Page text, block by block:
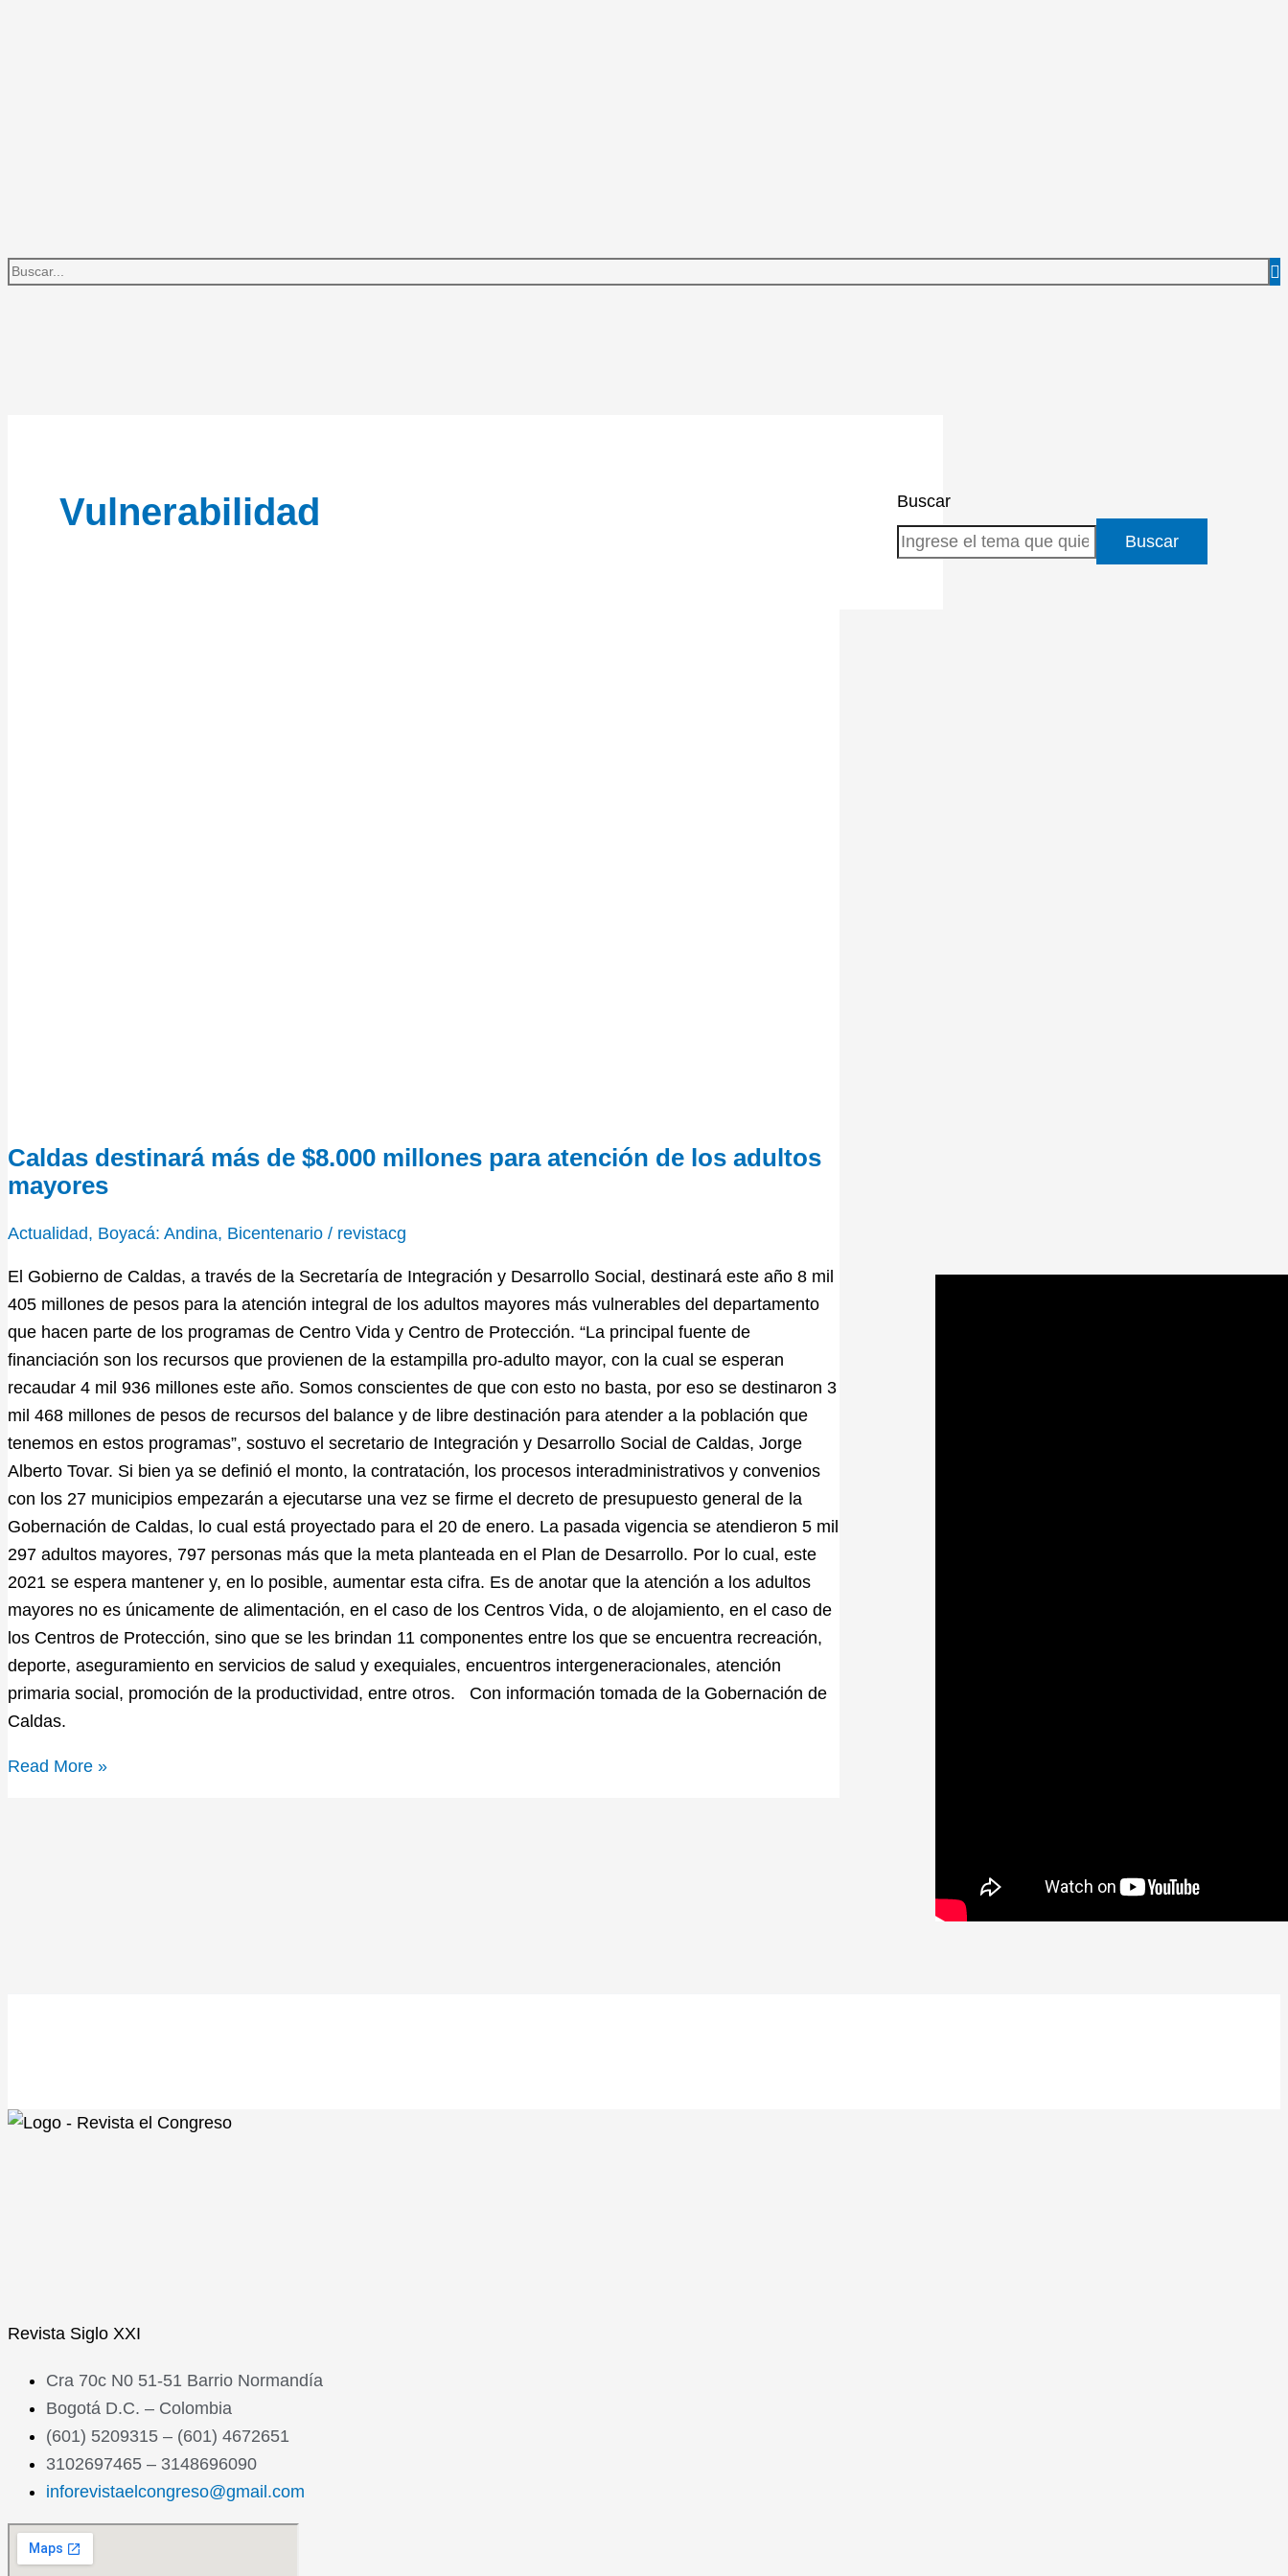
Vulnerabilidad
Caldas destinará más de $8.000 millones para atención de los adultos
mayores
Actualidad, Boyacá: Andina, Bicentenario / revistacg
El Gobierno de Caldas, a través de la Secretaría de Integración y Desarrollo Social, destinará este año 8 mil
405 millones de pesos para la atención integral de los adultos mayores más vulnerables del departamento
que hacen parte de los programas de Centro Vida y Centro de Protección. “La principal fuente de
financiación son los recursos que provienen de la estampilla pro-adulto mayor, con la cual se esperan
recaudar 4 mil 936 millones este año. Somos conscientes de que con esto no basta, por eso se destinaron 3
mil 468 millones de pesos de recursos del balance y de libre destinación para atender a la población que
tenemos en estos programas”, sostuvo el secretario de Integración y Desarrollo Social de Caldas, Jorge
Alberto Tovar. Si bien ya se definió el monto, la contratación, los procesos interadministrativos y convenios
con los 27 municipios empezarán a ejecutarse una vez se firme el decreto de presupuesto general de la
Gobernación de Caldas, lo cual está proyectado para el 20 de enero. La pasada vigencia se atendieron 5 mil
297 adultos mayores, 797 personas más que la meta planteada en el Plan de Desarrollo. Por lo cual, este
2021 se espera mantener y, en lo posible, aumentar esta cifra. Es de anotar que la atención a los adultos
mayores no es únicamente de alimentación, en el caso de los Centros Vida, o de alojamiento, en el caso de
los Centros de Protección, sino que se les brindan 11 componentes entre los que se encuentra recreación,
deporte, aseguramiento en servicios de salud y exequiales, encuentros intergeneracionales, atención
primaria social, promoción de la productividad, entre otros. Con información tomada de la Gobernación de
Caldas.
Read More »
Buscar
Buscar
Revista Siglo XXI
Cra 70c N0 51-51 Barrio Normandía
Bogotá D.C. – Colombia
(601) 5209315 – (601) 4672651
3102697465 – 3148696090
inforevistaelcongreso@gmail.com